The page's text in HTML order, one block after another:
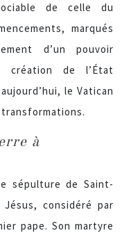
de celle du
marqués
d’un pouvoir
création de l’État
le Vatican
à
sépulture de Saint-
considéré par
pape. Son martyre